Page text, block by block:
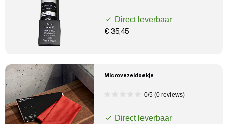
Direct leverbaar
€ 35,45
Microvezeldoekje
0/5 (0 reviews)
Direct leverbaar